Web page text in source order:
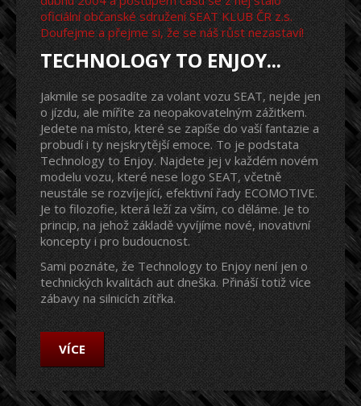
oficiální občanské sdružení SEAT KLUB ČR z.s.
Doufejme a přejme si, že se náš růst nezastaví!
TECHNOLOGY TO ENJOY...
Jakmile se posadíte za volant vozu SEAT, nejde jen
o jízdu, ale míříte za neopakovatelným zážitkem.
Jedete na místo, které se zapíše do vaší fantazie a
probudí i ty nejskrytější emoce. To je podstata
Technology to Enjoy. Najdete jej v každém novém
modelu vozu, které nese logo SEAT, včetně
neustále se rozvíjející, efektivní řady ECOMOTIVE.
Je to filozofie, která leží za vším, co děláme. Je to
princip, na jehož základě vyvíjíme nové, inovativní
koncepty i pro budoucnost.
Sami poznáte, že Technology to Enjoy není jen o
technických kvalitách aut dneška. Přináší totiž více
zábavy na silnicích zítřka.
VÍCE